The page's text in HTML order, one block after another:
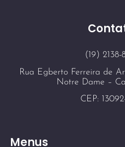
(19) 2138-
Rua Egberto Ferreira de
Notre Dame –
CEP:
Menus